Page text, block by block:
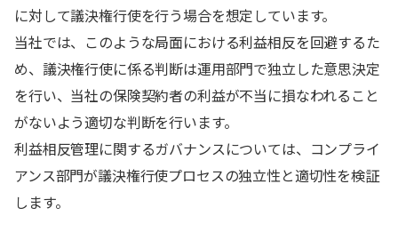
に対して議決権行使を行う場合を想定しています。
当社では、このような局面における利益相反を回避するた
め、議決権行使に係る判断は運用部門で独立した意思決定
を行い、当社の保険契約者の利益が不当に損なわれること
がないよう適切な判断を行います。
利益相反管理に関するガバナンスについては、コンプライ
アンス部門が議決権行使プロセスの独立性と適切性を検証
します。